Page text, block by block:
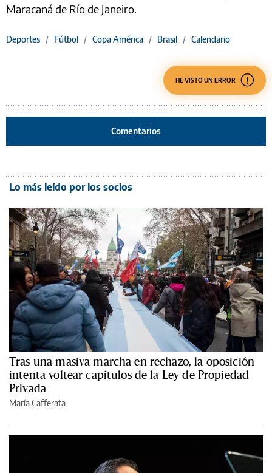
Maracaná de Río de Janeiro.
Deportes / Fútbol / Copa América / Brasil / Calendario
HE VISTO UN ERROR
Comentarios
Lo más leído por los socios
Tras una masiva marcha en rechazo, la oposición
intenta voltear capítulos de la Ley de Propiedad
Privada
María Cafferata